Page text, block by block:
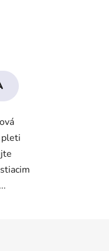
pleti